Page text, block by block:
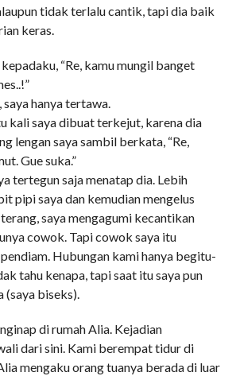
tidak terlalu cantik, tapi dia baik
keras.
“Re, kamu mungil banget
hanya tertawa.
kali saya dibuat terkejut, karena dia
lengan saya sambil berkata, “Re,
Gue suka.”
tertegun saja menatap dia. Lebih
pipi saya dan kemudian mengelus
saya mengagumi kecantikan
cowok. Tapi cowok saya itu
Hubungan kami hanya begitu-
tahu kenapa, tapi saat itu saya pun
(saya biseks).
di rumah Alia. Kejadian
dari sini. Kami berempat tidur di
mengaku orang tuanya berada di luar